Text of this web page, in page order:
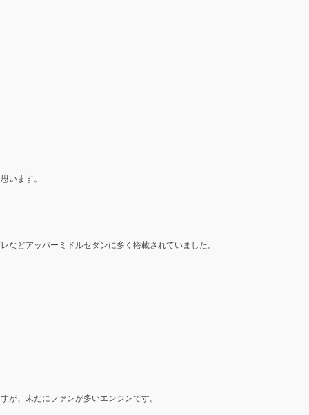
います。
どアッパーミドルセダンに多く搭載されていました。
が、未だにファンが多いエンジンです。